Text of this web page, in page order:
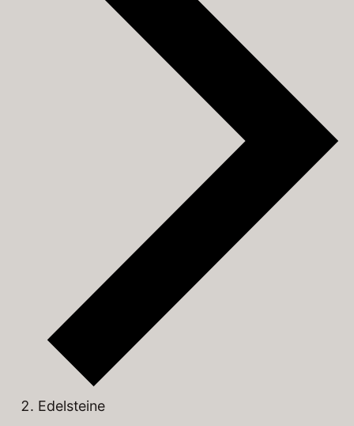
Edelsteine